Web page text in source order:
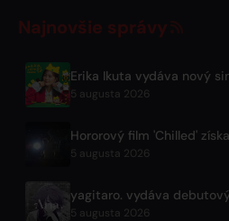
Najnovšie správy
5 augusta 2026
5 augusta 2026
5 augusta 2026